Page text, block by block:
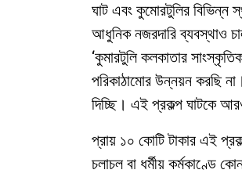
ঘাট এবং কুমোরটুলির বিভিন্ন
আধুনিক নজরদারি ব্যবস্থাও
‘কুমারটুলি কলকাতার
পরিকাঠামোর উন্নয়ন করছি
দিচ্ছি। এই প্রকল্প ঘাটকে
প্রায় ১০ কোটি টাকার এই
চলাচল বা ধর্মীয় কর্মকাণ্ডে